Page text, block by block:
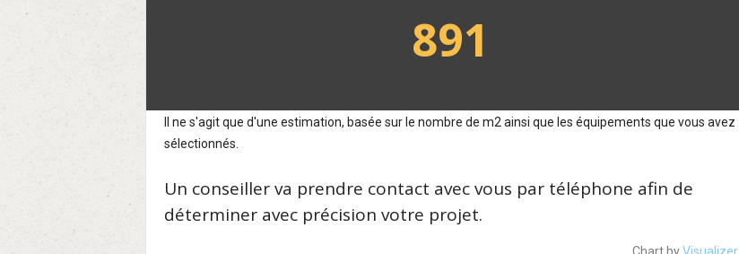
891
Il ne s'agit que d'une estimation, basée sur le nombre de m2 ainsi que les équipements que vous avez
sélectionnés.
Un conseiller va prendre contact avec vous par téléphone afin de
déterminer avec précision votre projet.
Chart byVisualizer